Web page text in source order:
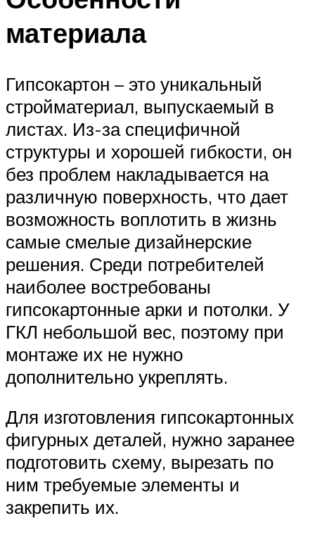
материала
Гипсокартон – это уникальный
стройматериал, выпускаемый в
листах. Из-за специфичной
структуры и хорошей гибкости, он
без проблем накладывается на
различную поверхность, что дает
возможность воплотить в жизнь
самые смелые дизайнерские
решения. Среди потребителей
наиболее востребованы
гипсокартонные арки и потолки. У
ГКЛ небольшой вес, поэтому при
монтаже их не нужно
дополнительно укреплять.
Для изготовления гипсокартонных
фигурных деталей, нужно заранее
подготовить схему, вырезать по
ним требуемые элементы и
закрепить их.